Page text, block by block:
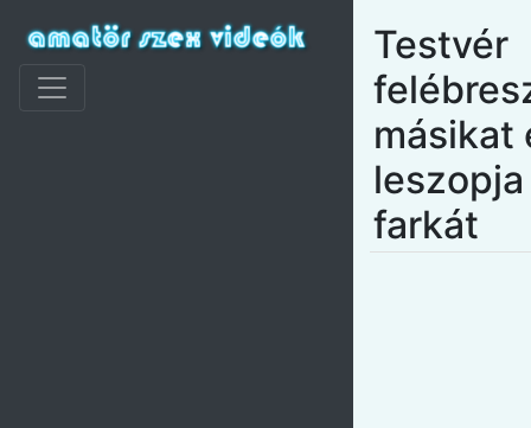
Testvér
másikat
farkát